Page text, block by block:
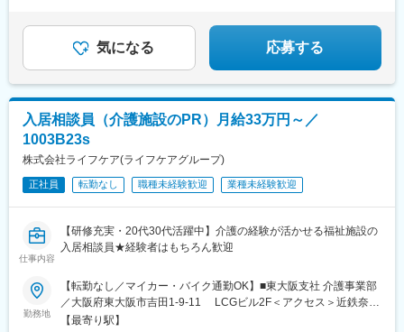
気になる 応募する
入居相談員（介護施設のPR）月給33万円～／
1003B23s
株式会社ライフケア(ライフケアグループ)
正社員 転勤なし 職種未経験歓迎 業種未経験歓迎
仕事内容
【研修充実・20代30代活躍中】介護の経験が活かせる福祉施設の
入居相談員★経験者はもちろん歓迎
勤務地
【転勤なし／マイカー・バイク通勤OK】■東大阪支社 介護事業部
／大阪府東大阪市吉田1-9-11 LCGビル2F＜アクセス＞近鉄奈良
線「河内花園駅」より徒歩4分※受動喫煙対策：屋内全面禁煙
【最寄り駅】